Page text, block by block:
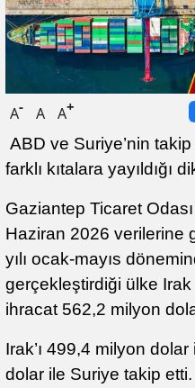
A- A A+
ABD ve Suriye’nin
farklı kıtalara yayıldığı
Gaziantep Ticaret
Haziran 2026 verilerine
yılı ocak-mayıs
gerçekleştirdiği ülke Irak
ihracat 562,2 milyon
Irak’ı 499,4 milyon
dolar ile Suriye takip